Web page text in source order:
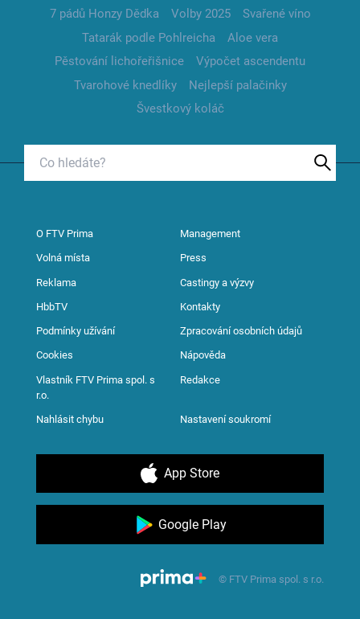
7 pádů Honzy Dědka
Volby 2025
Svařené víno
Tatarák podle Pohlreicha
Aloe vera
Pěstování lichořeřišnice
Výpočet ascendentu
Tvarohové knedlíky
Nejlepší palačinky
Švestkový koláč
O FTV Prima Management
Volná místa Press
Reklama Castingy a výzvy
HbbTV Kontakty
Podmínky užívání Zpracování osobních údajů
Cookies Nápověda
Vlastník FTV Prima spol. s
r.o.
Redakce
Nahlásit chybu Nastavení soukromí
App Store
Google Play
© FTV Prima spol. s r.o.